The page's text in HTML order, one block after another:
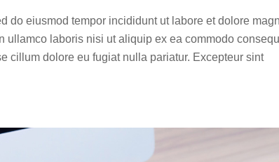
do eiusmod tempor incididunt ut labore et dolore
laboris nisi ut aliquip ex ea commodo
cillum dolore eu fugiat nulla pariatur. Excepteur sint